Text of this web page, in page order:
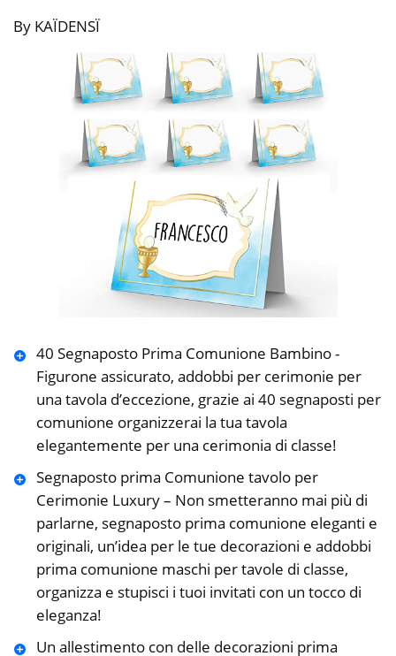
By KAÏDENSÏ
40 Segnaposto Prima Comunione Bambino ️-
Figurone assicurato, addobbi per cerimonie per
una tavola d’eccezione, grazie ai 40 segnaposti per
comunione organizzerai la tua tavola
elegantemente per una cerimonia di classe!
Segnaposto prima Comunione tavolo per
Cerimonie Luxury – Non smetteranno mai più di
parlarne, segnaposto prima comunione eleganti e
originali, un’idea per le tue decorazioni e addobbi
prima comunione maschi per tavole di classe,
organizza e stupisci i tuoi invitati con un tocco di
eleganza!
Un allestimento con delle decorazioni prima